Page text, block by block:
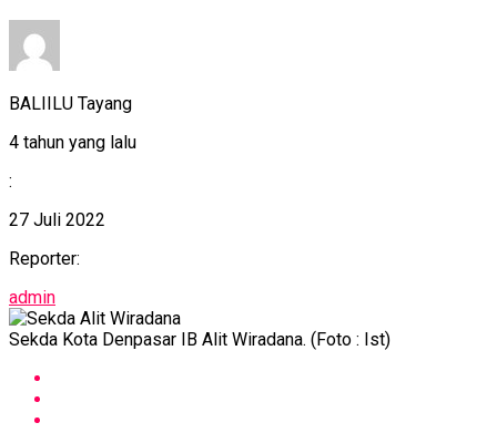
BALIILU Tayang
4 tahun yang lalu
:
27 Juli 2022
Reporter:
admin
Sekda Kota Denpasar IB Alit Wiradana. (Foto : Ist)